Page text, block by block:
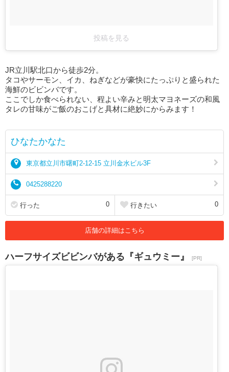
投稿を見る
JR立川駅北口から徒歩2分。
タコやサーモン、イカ、ねぎなどが豪快にたっぷりと盛られた
海鮮のビビンバです。
ここでしか食べられない、程よい辛みと明太マヨネーズの和風
タレの甘味がご飯のおこげと具材に絶妙にからみます！
ひなたかなた
東京都立川市曙町2-12-15 立川金水ビル3F
0425288220
行った 0 行きたい 0
店舗の詳細はこちら
ハーフサイズビビンバがある『ギュウミー』 [PR]